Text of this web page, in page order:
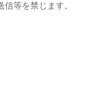
等を禁じます。